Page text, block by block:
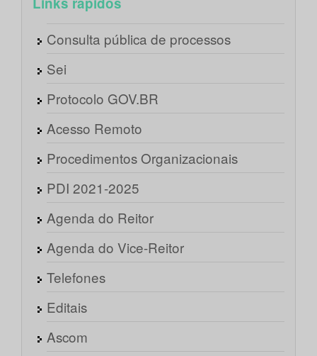
Consulta pública de processos
Sei
Protocolo GOV.BR
Acesso Remoto
Procedimentos Organizacionais
PDI 2021-2025
Agenda do Reitor
Agenda do Vice-Reitor
Telefones
Editais
Ascom